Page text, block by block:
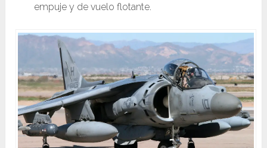
empuje y de vuelo flotante.